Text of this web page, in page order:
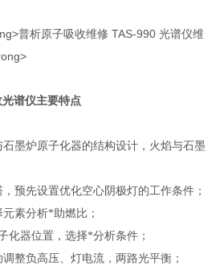
谱仪主要特点
墨炉原子化器的结构设计，火焰与石墨
预先设置优化空心阴极灯的工作条件；
素分析*助燃比；
化器位置，选择*分析条件；
整负高压、灯电流，两路光平衡；